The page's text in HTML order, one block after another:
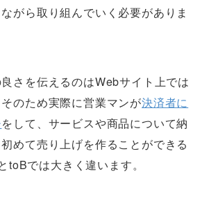
がら取り組んでいく必要がありま
さを伝えるのはWebサイト上では
のため実際に営業マンが決済者に
をして、サービスや商品について納
めて売り上げを作ることができる
toBでは大きく違います。